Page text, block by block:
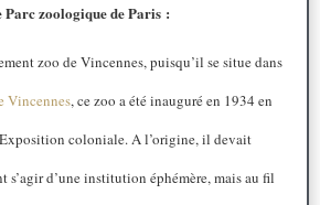
Parc zoologique de Paris :
zoo de Vincennes, puisqu’il se situe dans
Vincennes, ce zoo a été inauguré en 1934 en
coloniale. A l’origine, il devait
s’agir d’une institution éphémère, mais au fil